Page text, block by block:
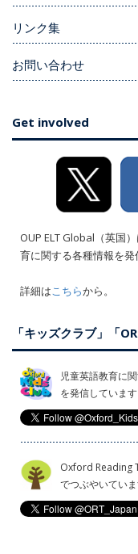
リンク集
お問い合わせ
Get involved
OUP ELT Global（英国
育に関する各種情報を発
詳細はこちらから。
「キッズクラブ」「
児童英語教育に
を発信しています
Oxford Reading
でつぶやいていま